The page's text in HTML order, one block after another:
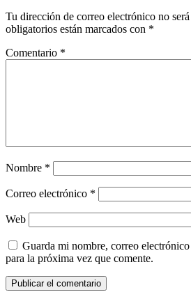
Tu dirección de correo electrónico no
obligatorios están marcados con *
Comentario *
Nombre *
Correo electrónico *
Web
Guarda mi nombre, correo
para la próxima vez que comente.